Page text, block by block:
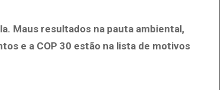
Maus resultados na pauta ambiental,
e a COP 30 estão na lista de motivos